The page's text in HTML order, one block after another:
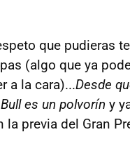
que pudieras
(algo que ya
a la cara)...Desde
es un polvorín y
previa del Gran